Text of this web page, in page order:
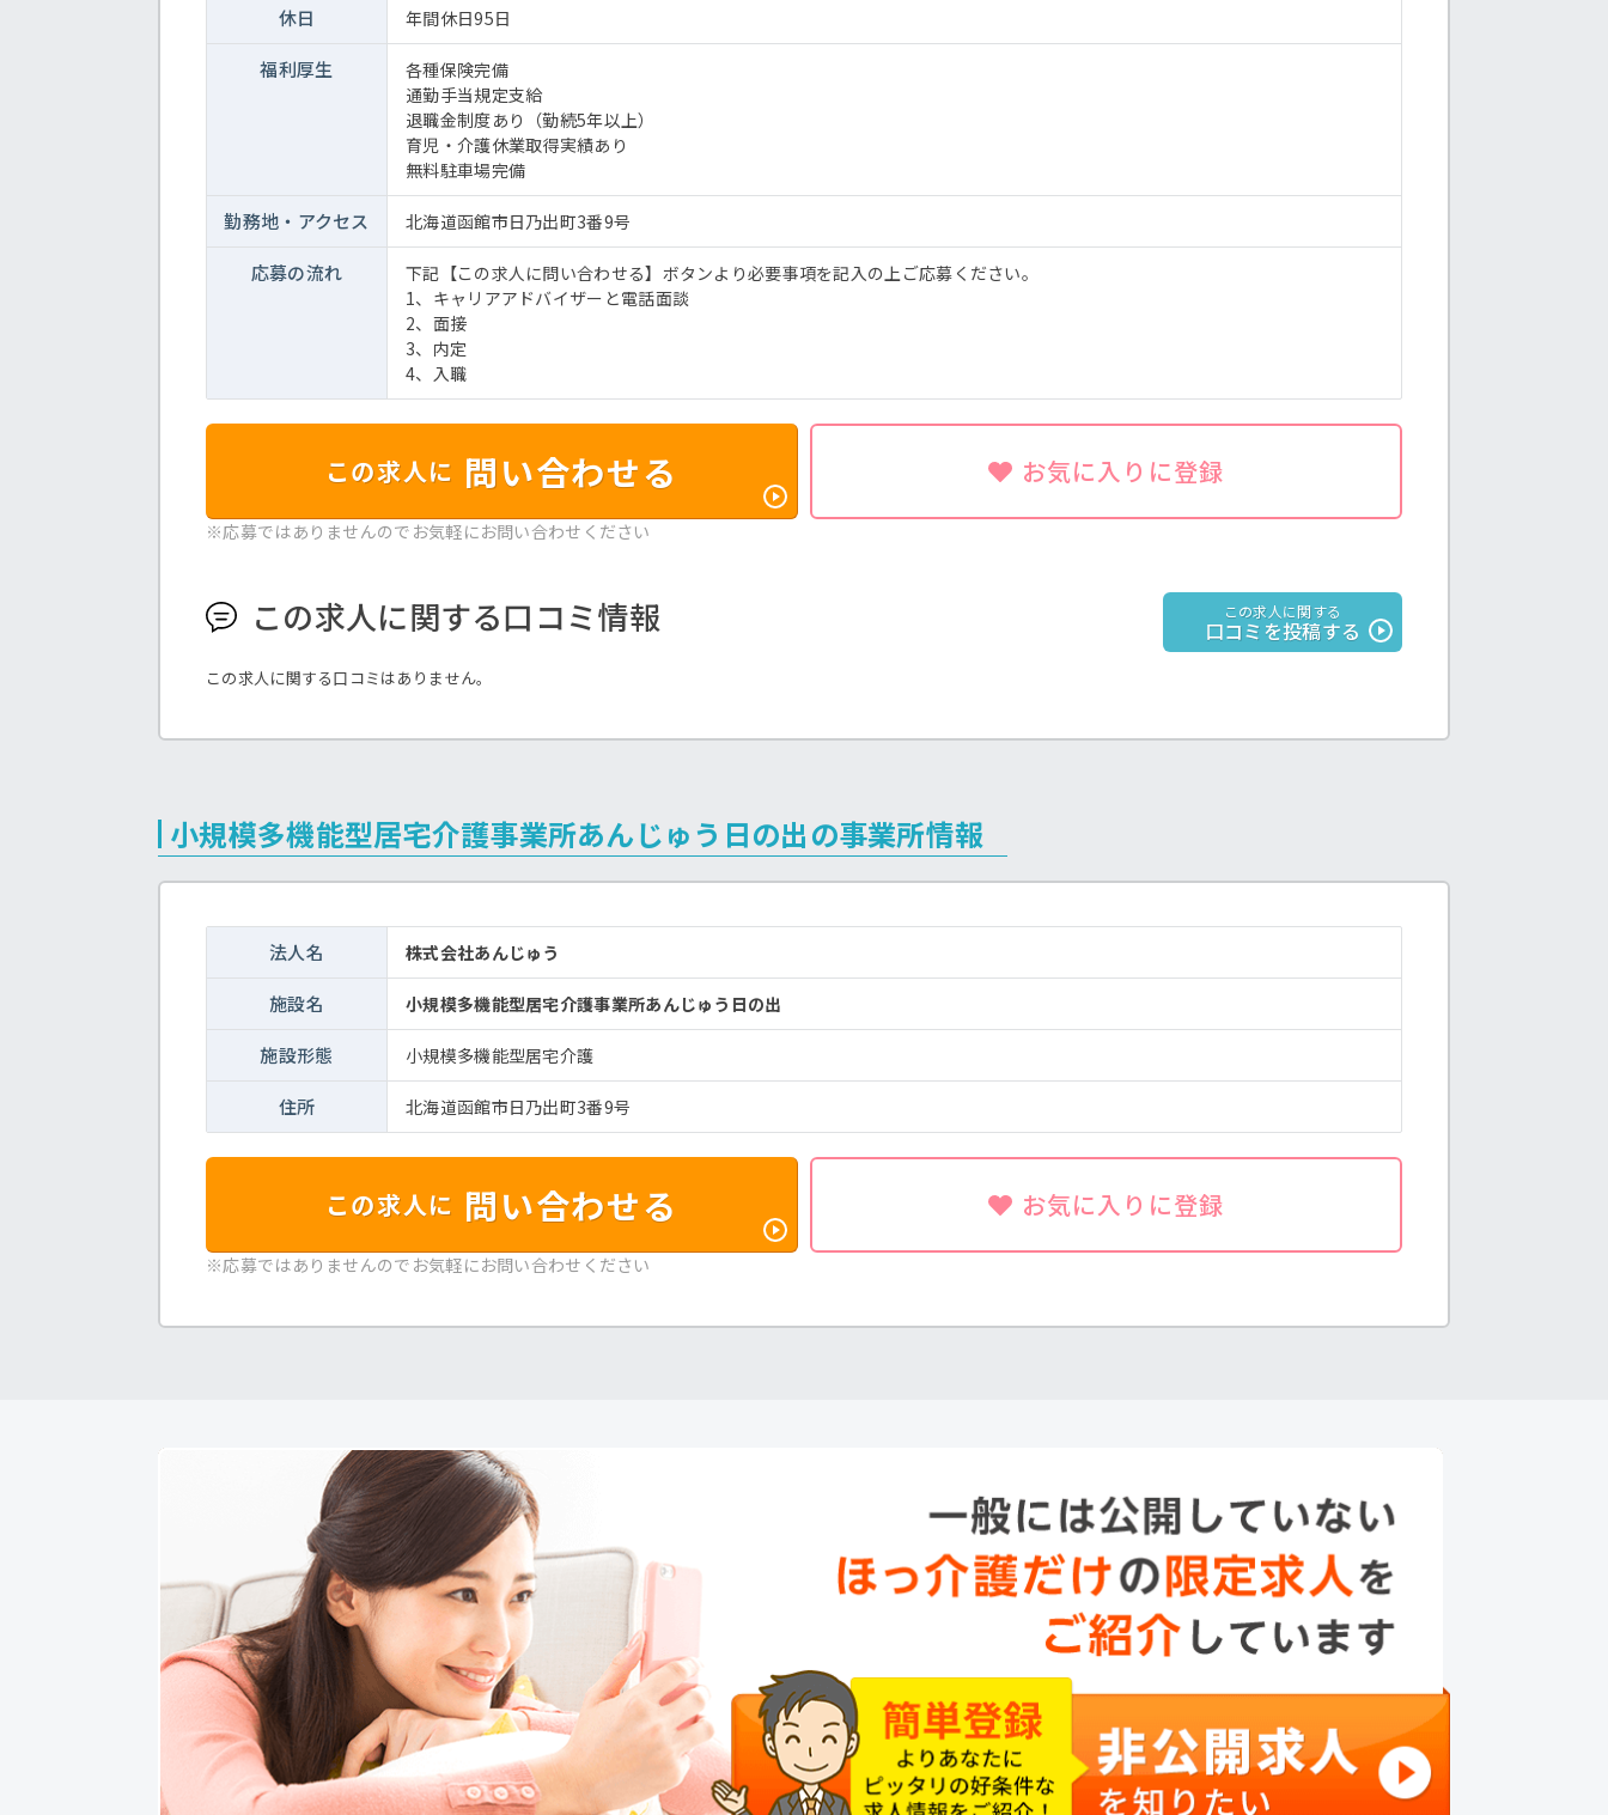
休日 年間休日95日
福利厚生
各種保険完備
通勤手当規定支給
退職金制度あり（勤続5年以上）
育児・介護休業取得実績あり
無料駐車場完備
勤務地・ アクセス 北海道函館市日乃出町3番9号
応募の流れ
下記【この求人に問い合わせる】ボタンより必要事項を記入の上ご応募ください。
1、キャリアアドバイザーと電話面談
2、面接
3、内定
4、入職
この求人に 問い合わせる お気に入りに登録
※応募ではありませんのでお気軽にお問い合わせください
この求人に関する口コミ情報 この求人に関する
口コミを投稿する
この求人に関する口コミはありません。
小規模多機能型居宅介護事業所あんじゅう日の出の事業所情報
法人名 株式会社あんじゅう
施設名 小規模多機能型居宅介護事業所あんじゅう日の出
施設形態 小規模多機能型居宅介護
住所 北海道函館市日乃出町3番9号
この求人に 問い合わせる お気に入りに登録
※応募ではありませんのでお気軽にお問い合わせください